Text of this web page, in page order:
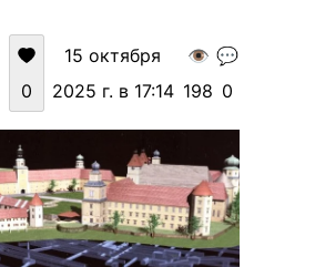
0
15 октября
2025 г. в 17:14
👁️
198
💬
0